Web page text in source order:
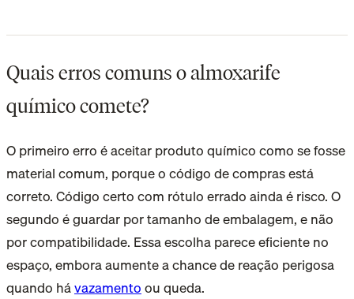
Quais erros comuns o almoxarife
químico comete?
O primeiro erro é aceitar produto químico como se fosse
material comum, porque o código de compras está
correto. Código certo com rótulo errado ainda é risco. O
segundo é guardar por tamanho de embalagem, e não
por compatibilidade. Essa escolha parece eficiente no
espaço, embora aumente a chance de reação perigosa
quando hávazamentoou queda.